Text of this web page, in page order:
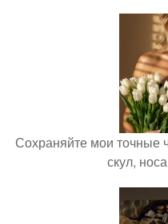
Сохраняйте мои точные
скул,